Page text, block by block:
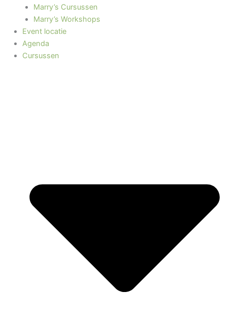
Marry’s Cursussen
Marry’s Workshops
Event locatie
Agenda
Cursussen